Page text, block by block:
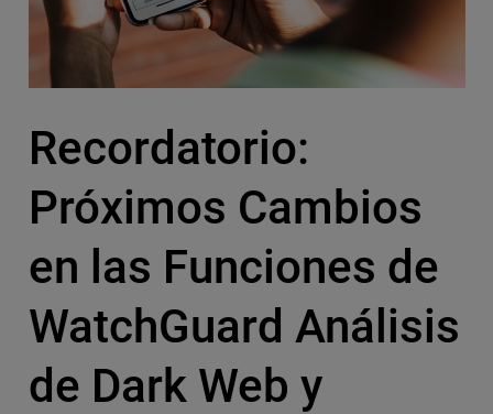
Recordatorio:
Próximos Cambios
en las Funciones de
WatchGuard Análisis
de Dark Web y